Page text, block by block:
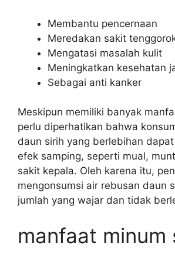
Membantu pencernaan
Meredakan sakit
Mengatasi masalah kulit
Meningkatkan kesehatan
Sebagai anti kanker
Meskipun memiliki banyak
perlu diperhatikan bahwa
daun sirih yang berlebihan
efek samping, seperti mual,
sakit kepala. Oleh karena itu,
mengonsumsi air rebusan daun
jumlah yang wajar dan tidak
manfaat minum